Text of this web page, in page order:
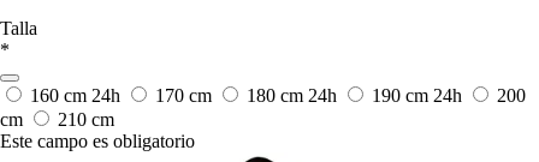
Talla
*
160 cm 24h 170 cm 180 cm 24h 190 cm 24h
200
cm
210 cm
Este campo es obligatorio